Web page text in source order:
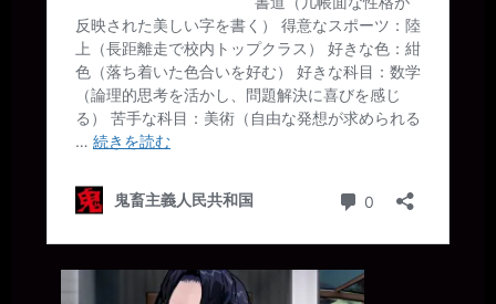
新たに登録しました。 韓国人です. よろしくお願いします
いちのい一枚の銀貨
2026年7月14日 - 19:48
こんばんは～(´∀｀)
いちのい一枚の銀貨
2026年7月14日 - 19:48
いちのい一枚の銀貨
2026年7月14日 - 19:48
2026年7月14日 - 21:15